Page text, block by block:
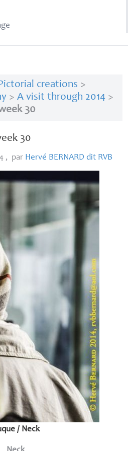
creations >
> A visit through 2014>
30
30
, par Hervé BERNARD dit RVB
/ Neck